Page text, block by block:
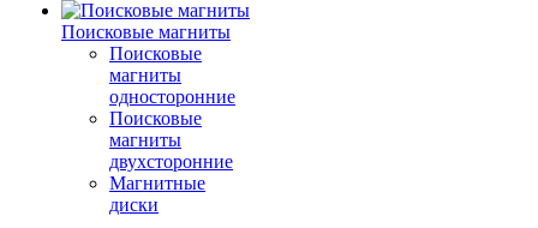
Поисковые магниты
Поисковые
магниты
односторонние
Поисковые
магниты
двухсторонние
Магнитные
диски